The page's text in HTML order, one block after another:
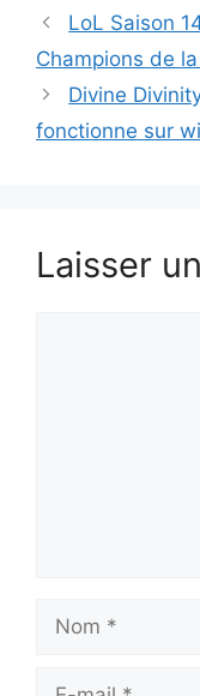
LoL Saison
Champions de
Divine
fonctionne sur
Laisser